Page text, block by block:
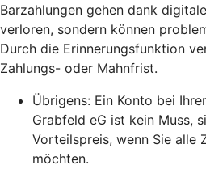
Barzahlungen gehen dank
verloren, sondern können
Durch die Erinnerungsfunktion
Zahlungs- oder Mahnfrist.
Übrigens: Ein Konto bei
Grabfeld eG ist kein Muss,
Vorteilspreis, wenn Sie alle
möchten.